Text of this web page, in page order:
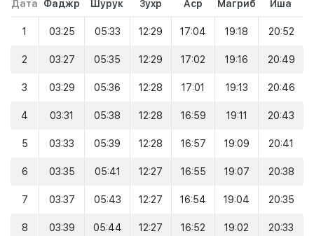
Дата Фаджр Шурук Зухр Аср Магриб Иша
1 03:25 05:33 12:29 17:04 19:18 20:52
2 03:27 05:35 12:29 17:02 19:16 20:49
3 03:29 05:36 12:28 17:01 19:13 20:46
4 03:31 05:38 12:28 16:59 19:11 20:43
5 03:33 05:39 12:28 16:57 19:09 20:41
6 03:35 05:41 12:27 16:55 19:07 20:38
7 03:37 05:43 12:27 16:54 19:04 20:35
8 03:39 05:44 12:27 16:52 19:02 20:33